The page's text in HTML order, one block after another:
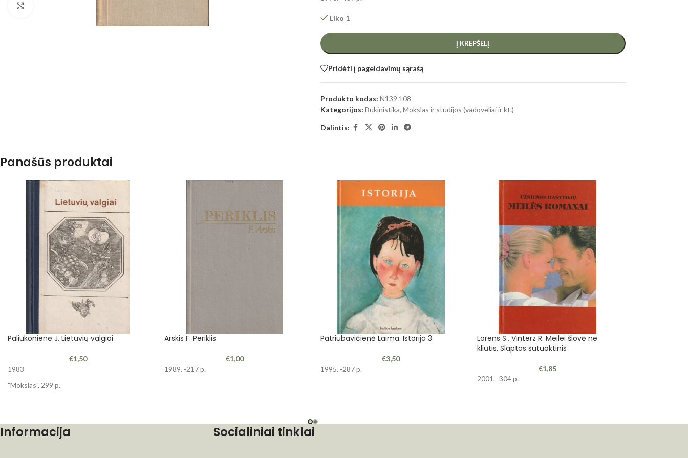
Liko 1
Į KREPŠELĮ
Pridėti į pageidavimų sąrašą
Produkto kodas: N139.108
Kategorijos: Bukinistika, Mokslas ir studijos (vadovėliai ir kt.)
Dalintis:
Panašūs produktai
Paliukonienė J. Lietuvių valgiai
€1,50
1983
"Mokslas", 299 p.
Arskis F. Periklis
€1,00
1989. -217 p.
Patriubavičienė Laima. Istorija 3
€3,50
1995. -287 p.
Lorens S., Vinterz R. Meilei šlovė ne
kliūtis. Slaptas sutuoktinis
€1,85
2001. -304 p.
Informacija Socialiniai tinklai